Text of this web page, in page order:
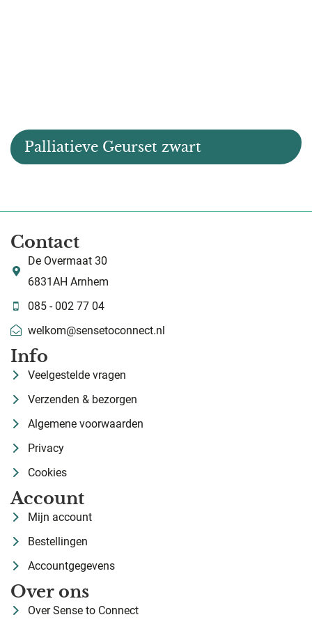
Palliatieve Geurset zwart
Contact
De Overmaat 30
6831AH Arnhem
085 - 002 77 04
welkom@sensetoconnect.nl
Info
Veelgestelde vragen
Verzenden & bezorgen
Algemene voorwaarden
Privacy
Cookies
Account
Mijn account
Bestellingen
Accountgegevens
Over ons
Over Sense to Connect